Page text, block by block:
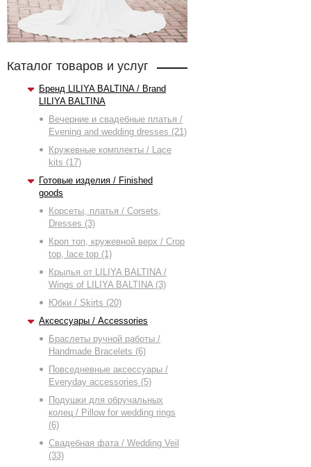
Каталог товаров и услуг
Бренд LILIYA BALTINA / Brand
LILIYA BALTINA
Вечерние и свадебные платья /
Evening and wedding dresses (21)
Кружевные комплекты / Lace
kits (17)
Готовые изделия / Finished
goods
Корсеты, платья / Corsets,
Dresses (3)
Кроп топ, кружевной верх / Crop
top, lace top (1)
Крылья от LILIYA BALTINA /
Wings of LILIYA BALTINA (3)
Юбки / Skirts (20)
Аксессуары / Accessories
Браслеты ручной работы /
Handmade Bracelets (6)
Повседневные аксессуары /
Everyday accessories (5)
Подушки для обручальных
колец / Pillow for wedding rings
(6)
Свадебная фата / Wedding Veil
(33)